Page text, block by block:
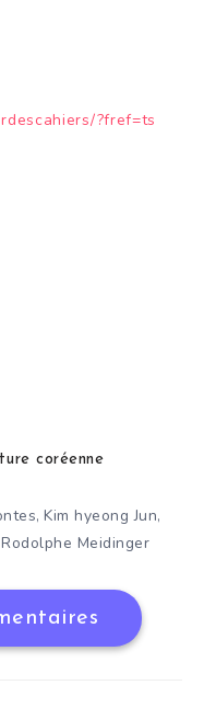
?fref=ts
coréenne
, Kim hyeong Jun,
Rodolphe Meidinger